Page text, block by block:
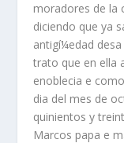
moradores de la
diciendo que ya
antigí¼edad
trato que en ella
enoblecia e
dia del mes de
quinientos y
Marcos papa e